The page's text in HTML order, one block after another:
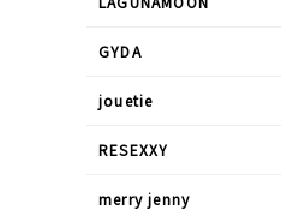
GYDA
jouetie
RESEXXY
merry jenny